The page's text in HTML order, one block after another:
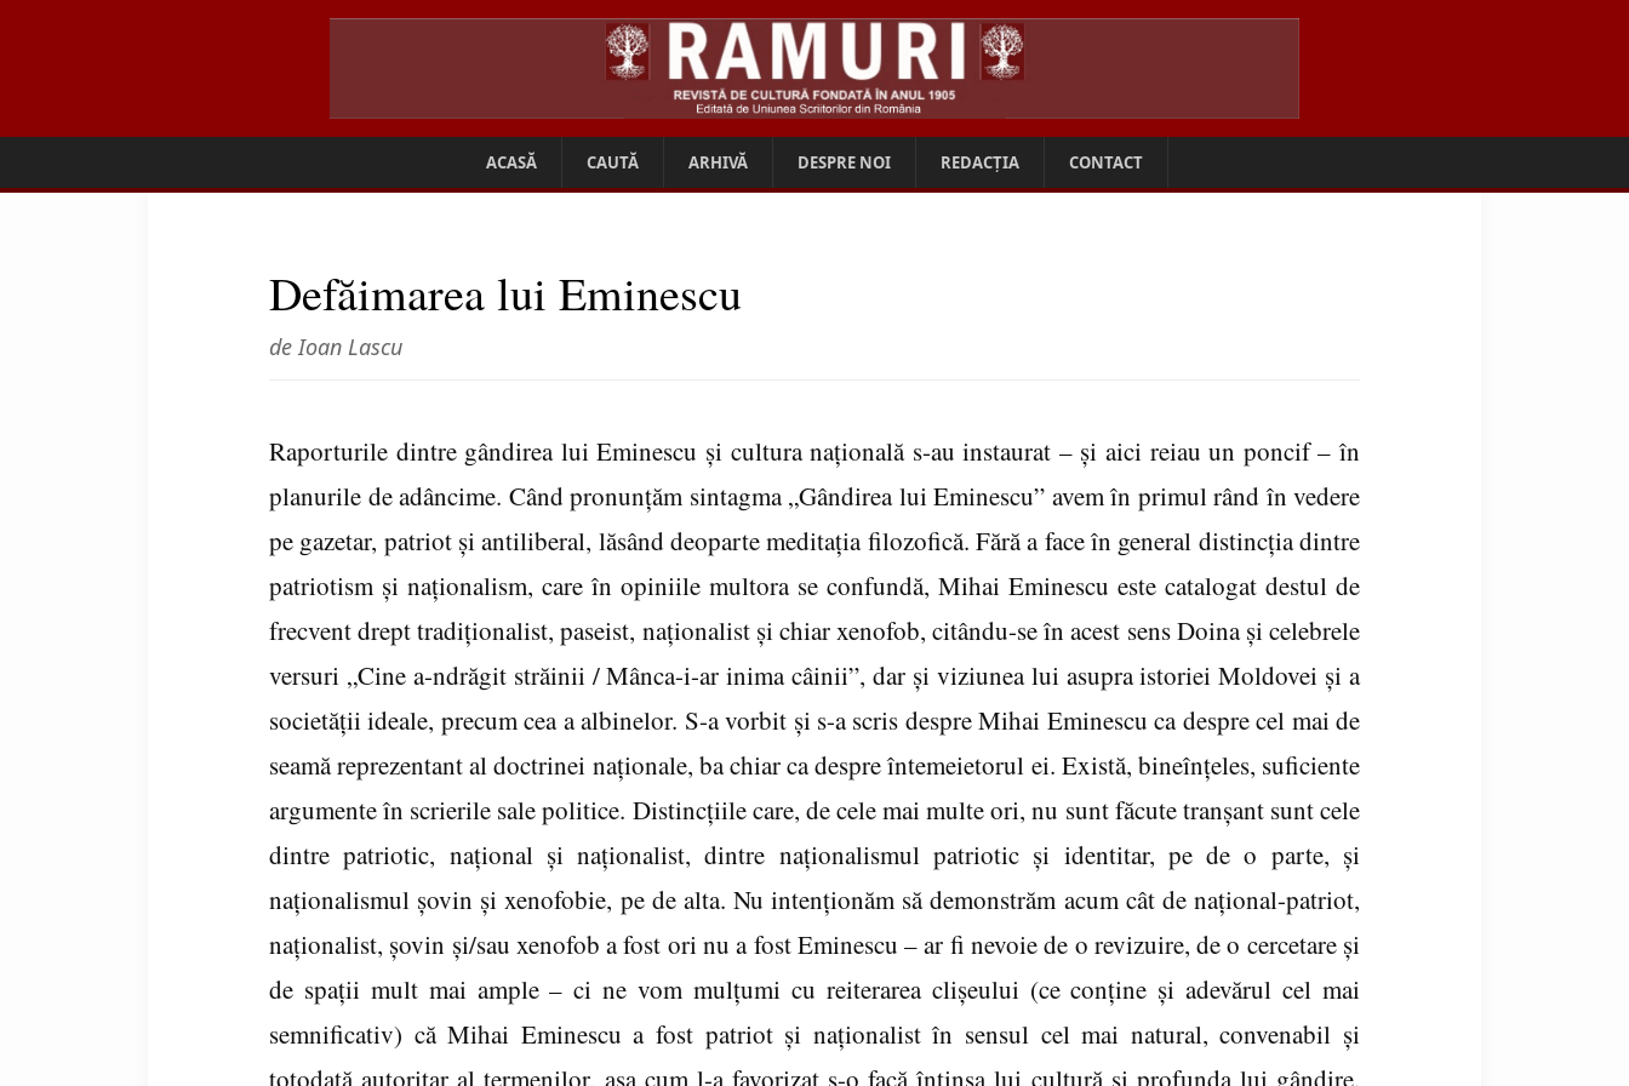
ACASĂ CAUTĂ ARHIVĂ DESPRE NOI REDACȚIA CONTACT
Defăimarea lui Eminescu
de Ioan Lascu
Raporturile dintre gândirea lui Eminescu şi cultura naţională s-au instaurat – şi aici reiau un poncif – în
planurile de adâncime. Când pronunţăm sintagma „Gândirea lui Eminescu” avem în primul rând în vedere
pe gazetar, patriot şi antiliberal, lăsând deoparte meditaţia filozofică. Fără a face în general distincţia dintre
patriotism şi naţionalism, care în opiniile multora se confundă, Mihai Eminescu este catalogat destul de
frecvent drept tradiţionalist, paseist, naţionalist şi chiar xenofob, citându-se în acest sens Doina şi celebrele
versuri „Cine a-ndrăgit străinii / Mânca-i-ar inima câinii”, dar şi viziunea lui asupra istoriei Moldovei şi a
societăţii ideale, precum cea a albinelor. S-a vorbit şi s-a scris despre Mihai Eminescu ca despre cel mai de
seamă reprezentant al doctrinei naţionale, ba chiar ca despre întemeietorul ei. Există, bineînţeles, suficiente
argumente în scrierile sale politice. Distincţiile care, de cele mai multe ori, nu sunt făcute tranşant sunt cele
dintre patriotic, naţional şi naţionalist, dintre naţionalismul patriotic şi identitar, pe de o parte, şi
naţionalismul şovin şi xenofobie, pe de alta. Nu intenţionăm să demonstrăm acum cât de naţional-patriot,
naţionalist, şovin şi/sau xenofob a fost ori nu a fost Eminescu – ar fi nevoie de o revizuire, de o cercetare şi
de spaţii mult mai ample – ci ne vom mulţumi cu reiterarea clişeului (ce conţine şi adevărul cel mai
semnificativ) că Mihai Eminescu a fost patriot şi naţionalist în sensul cel mai natural, convenabil şi
totodată autoritar al termenilor, aşa cum l-a favorizat s-o facă întinsa lui cultură şi profunda lui gândire.